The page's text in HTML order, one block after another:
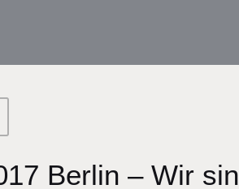
Berlin – Wir